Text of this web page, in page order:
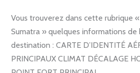
Vous trouverez dans cette rubrique
Sumatra » quelques informations de
destination : CARTE D’IDENTITÉ
PRINCIPAUX CLIMAT DÉCALAGE